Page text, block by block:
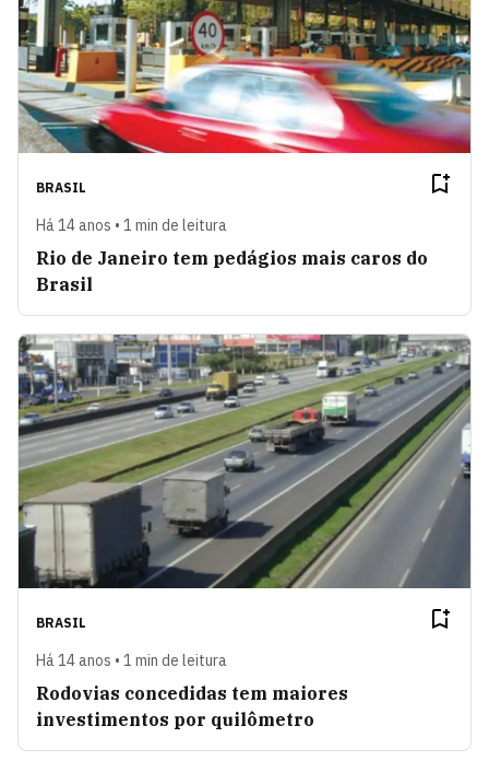
BRASIL
Há 14 anos • 1 min de leitura
Rio de Janeiro tem pedágios mais caros do
Brasil
BRASIL
Há 14 anos • 1 min de leitura
Rodovias concedidas tem maiores
investimentos por quilômetro